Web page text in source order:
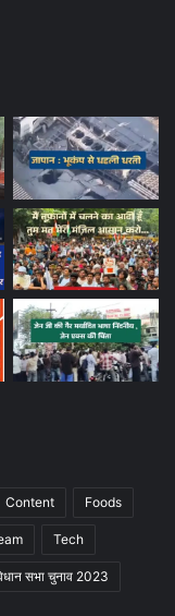
Content Foods
Tech
सभा चुनाव 2023